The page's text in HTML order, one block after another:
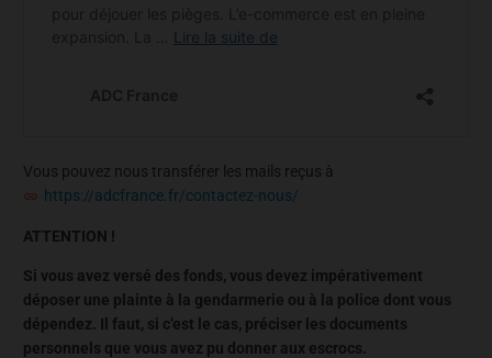
Vous pouvez nous transférer les mails reçus à
https://adcfrance.fr/contactez-nous/
ATTENTION !
Si vous avez versé des fonds, vous devez impérativement
déposer une plainte à la gendarmerie ou à la police dont vous
dépendez. Il faut, si c’est le cas, préciser les documents
personnels que vous avez pu donner aux escrocs.